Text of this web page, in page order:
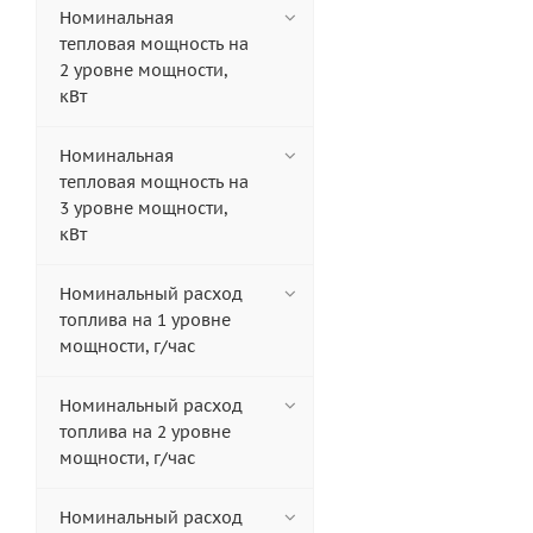
Номинальная
тепловая мощность на
2 уровне мощности,
кВт
Номинальная
тепловая мощность на
3 уровне мощности,
кВт
Номинальный расход
топлива на 1 уровне
мощности, г/час
Номинальный расход
топлива на 2 уровне
мощности, г/час
Номинальный расход